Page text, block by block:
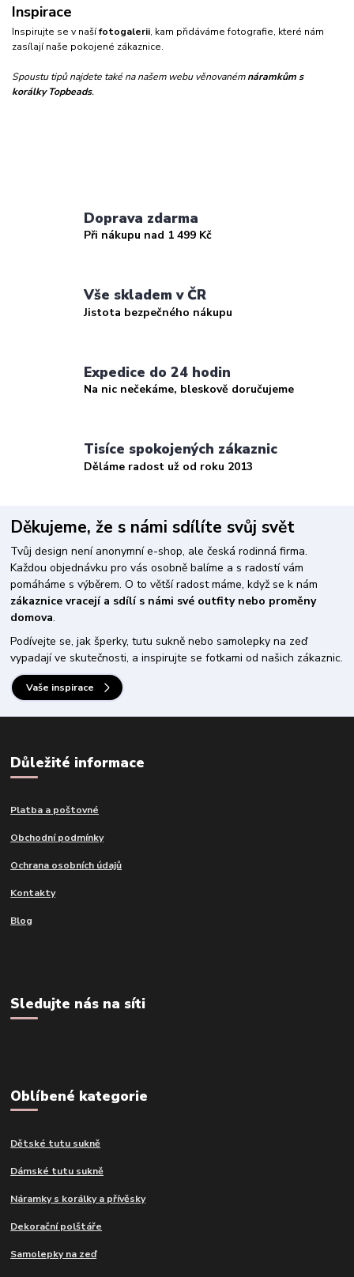
Inspirace
Inspirujte se v našífotogalerii, kam přidáváme fotografie, které nám
zasílají naše pokojené zákaznice.
Spoustu tipů najdete také na našem webu věnovanémnáramkům s
korálky Topbeads.
Doprava zdarma
Při nákupu nad 1 499 Kč
Vše skladem v ČR
Jistota bezpečného nákupu
Expedice do 24 hodin
Na nic nečekáme, bleskově doručujeme
Tisíce spokojených zákaznic
Děláme radost už od roku 2013
Děkujeme, že s námi sdílíte svůj svět
Tvůj design není anonymní e-shop, ale česká rodinná firma.
Každou objednávku pro vás osobně balíme a s radostí vám
pomáháme s výběrem. O to větší radost máme, když se k nám
zákaznice vracejí a sdílí s námi své outfity nebo proměny
domova.
Podívejte se, jak šperky, tutu sukně nebo samolepky na zeď
vypadají ve skutečnosti, a inspirujte se fotkami od našich zákaznic.
Vaše inspirace
Důležité informace
Platba a poštovné
Obchodní podmínky
Ochrana osobních údajů
Kontakty
Blog
Sledujte nás na síti
Oblíbené kategorie
Dětské tutu sukně
Dámské tutu sukně
Náramky s korálky a přívěsky
Dekorační polštáře
Samolepky na zeď